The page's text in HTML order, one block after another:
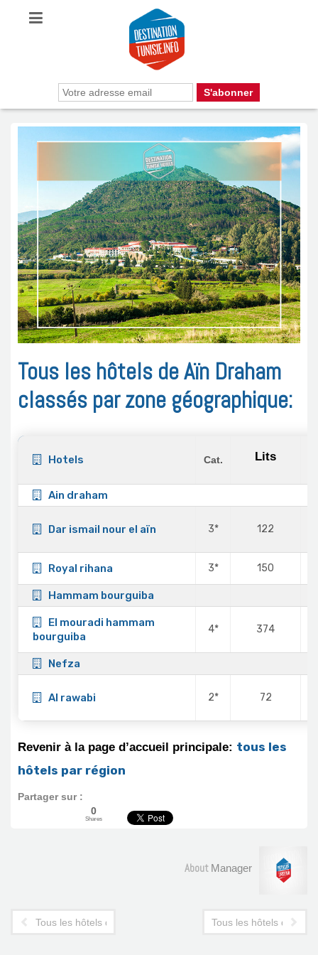
Tous les hôtels de Aïn Draham
classés par zone géographique:
Hotels Cat. Lits
Ain draham
Dar ismail nour el aïn 3* 122
Royal rihana 3* 150
Hammam bourguiba
El mouradi hammam
bourguiba
4* 374
Nefza
Al rawabi 2* 72
Revenir à la page d’accueil principale: tous les
hôtels par région
Partager sur :
0
Shares
About Manager
Tous les hôtels du Cap Bon: Kélibia, Korba, Korbous
Tous les hôtels de